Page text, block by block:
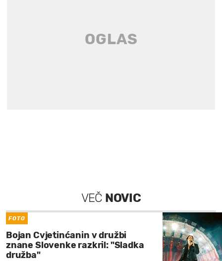
VEČ NOVIC
FOTO
Bojan Cvjetinćanin v družbi
znane Slovenke razkril: "Sladka
družba"